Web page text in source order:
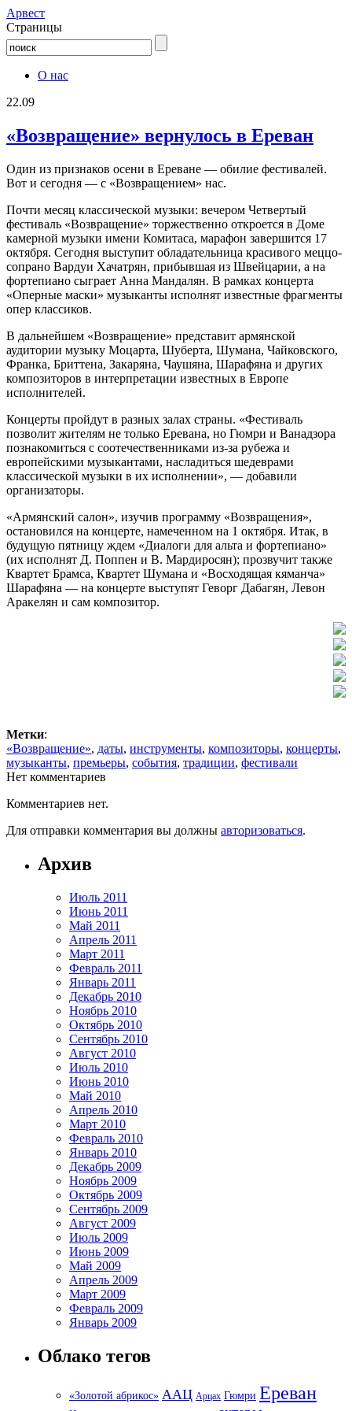
Aрвест
Страницы
О нас
22.09
«Возвращение» вернулось в Ереван
Один из признаков осени в Ереване — обилие фестивалей.
Вот и сегодня — с «Возвращением» нас.
Почти месяц классической музыки: вечером Четвертый
фестиваль «Возвращение» торжественно откроется в Доме
камерной музыки имени Комитаса, марафон завершится 17
октября. Сегодня выступит обладательница красивого меццо-
сопрано Вардуи Хачатрян, прибывшая из Швейцарии, а на
фортепиано сыграет Анна Мандалян. В рамках концерта
«Оперные маски» музыканты исполнят известные фрагменты
опер классиков.
В дальнейшем «Возвращение» представит армянской
аудитории музыку Моцарта, Шуберта, Шумана, Чайковского,
Франка, Бриттена, Закаряна, Чаушяна, Шарафяна и других
композиторов в интерпретации известных в Европе
исполнителей.
Концерты пройдут в разных залах страны. «Фестиваль
позволит жителям не только Еревана, но Гюмри и Ванадзора
познакомиться с соотечественниками из-за рубежа и
европейскими музыкантами, насладиться шедеврами
классической музыки в их исполнении», — добавили
организаторы.
«Армянский салон», изучив программу «Возвращения»,
остановился на концерте, намеченном на 1 октября. Итак, в
будущую пятницу ждем «Диалоги для альта и фортепиано»
(их исполнят Д. Поппен и В. Мардиросян); прозвучит также
Квартет Брамса, Квартет Шумана и «Восходящая кяманча»
Шарафяна — на концерте выступят Геворг Дабагян, Левон
Аракелян и сам композитор.
Метки:
«Возвращение», даты, инструменты, композиторы, концерты,
музыканты, премьеры, события, традиции, фестивали
Нет комментариев
Комментариев нет.
Для отправки комментария вы должны авторизоваться.
Архив
Июль 2011
Июнь 2011
Май 2011
Апрель 2011
Март 2011
Февраль 2011
Январь 2011
Декабрь 2010
Ноябрь 2010
Октябрь 2010
Сентябрь 2010
Август 2010
Июль 2010
Июнь 2010
Май 2010
Апрель 2010
Март 2010
Февраль 2010
Январь 2010
Декабрь 2009
Ноябрь 2009
Октябрь 2009
Сентябрь 2009
Август 2009
Июль 2009
Июнь 2009
Май 2009
Апрель 2009
Март 2009
Февраль 2009
Январь 2009
Облако тегов
«Золотой абрикос» ААЦ Арцах Гюмри Ереван